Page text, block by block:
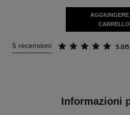
AGGIUNGERE
CARRELLO
5 recensioni 5.0/5
Informazioni